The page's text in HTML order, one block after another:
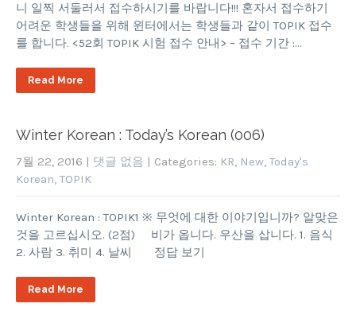
니 일찍 서둘러서 접수하시기를 바랍니다!!! 혼자서 접수하기
어려운 학생들을 위해 윈터에서는 학생들과 같이 TOPIK 접수
를 합니다. <52회 TOPIK 시험 접수 안내> – 접수 기간 :…
Read More
Winter Korean : Today’s Korean (006)
7월 22, 2016 | 댓글 없음 | Categories: KR, New,Today's
Korean,TOPIK
Winter Korean : TOPIK1 ※ 무엇에 대한 이야기입니까? 알맞은
것을 고르십시오. (2점) 비가 옵니다. 우산을 삽니다. 1. 음식
2. 사람 3. 취미 4. 날씨 정답 보기
Read More